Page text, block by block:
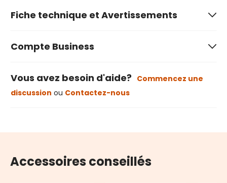
Fiche technique et Avertissements
Compte Business
Vous avez besoin d'aide? Commencez une
discussion ou Contactez-nous
Accessoires conseillés